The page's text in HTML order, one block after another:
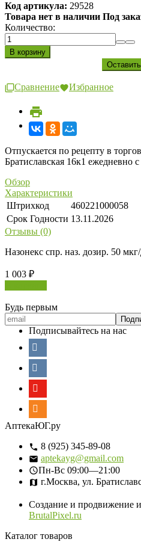
Код артикула: 29528
Товара нет в наличии Под
Количество:
Сравнение Избранное
Отпускается по рецепту в
Братиславская 16к1 ежедневно
Обзор
Характеристики
Штрихкод
460221000058
Срок Годности 13.11.2026
Отзывы (0)
Назонекс спр. наз. дозир. 50
1 003 ₽
Будь первым
Подписывайтесь на нас
АптекаЮГ.ру
8 (925) 345-89-08
aptekayg@gmail.com
Пн-Вс 09:00—21:00
г.Москва, ул.
Создание и продвижение
BrutalPixel.ru
Каталог товаров